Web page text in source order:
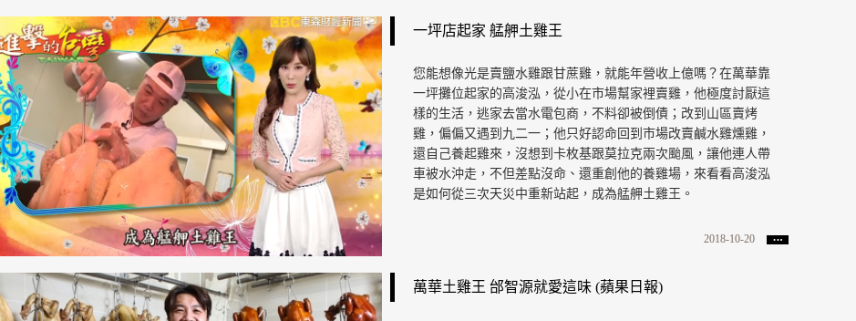
一坪店起家 艋舺土雞王
您能想像光是賣鹽水雞跟甘蔗雞，就能年營收上億嗎？在萬華靠
一坪攤位起家的高浚泓，從小在市場幫家裡賣雞，他極度討厭這
樣的生活，逃家去當水電包商，不料卻被倒債；改到山區賣烤
雞，偏偏又遇到九二一；他只好認命回到市場改賣鹹水雞燻雞，
還自己養起雞來，沒想到卡枚基跟莫拉克兩次颱風，讓他連人帶
車被水沖走，不但差點沒命、還重創他的養雞場，來看看高浚泓
是如何從三次天災中重新站起，成為艋舺土雞王。
2018-10-20
萬華土雞王 邰智源就愛這味 (蘋果日報)